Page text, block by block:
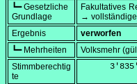
┗━ Gesetzliche
Grundlage
Fakultatives
→
Ergebnis
verworfen
┗━ Mehrheiten
Volksmehr
Stimmberechtig
te